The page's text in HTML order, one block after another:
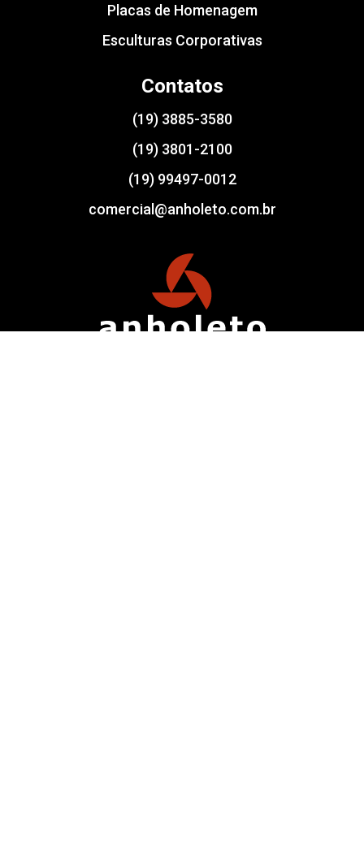
Placas de Homenagem
Esculturas Corporativas
Contatos
(19) 3885-3580
(19) 3801-2100
(19) 99497-0012
comercial@anholeto.com.br